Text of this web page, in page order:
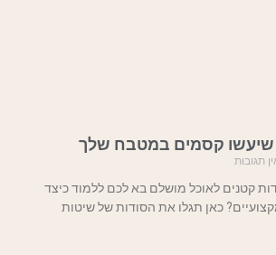
שיעשו קסמים במטבח שלך
תגובות
קטנים לאוכל מושלם בא לכם ללמוד כיצד
כאן תגלו את הסודות של שיטות